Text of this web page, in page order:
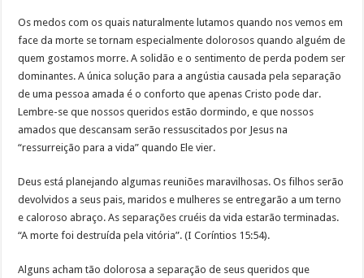
Os medos com os quais naturalmente lutamos quando nos vemos em
face da morte se tornam especialmente dolorosos quando alguém de
quem gostamos morre. A solidão e o sentimento de perda podem ser
dominantes. A única solução para a angústia causada pela separação
de uma pessoa amada é o conforto que apenas Cristo pode dar.
Lembre-se que nossos queridos estão dormindo, e que nossos
amados que descansam serão ressuscitados por Jesus na
“ressurreição para a vida” quando Ele vier.
Deus está planejando algumas reuniões maravilhosas. Os filhos serão
devolvidos a seus pais, maridos e mulheres se entregarão a um terno
e caloroso abraço. As separações cruéis da vida estarão terminadas.
“A morte foi destruída pela vitória”. (I Coríntios 15:54).
Alguns acham tão dolorosa a separação de seus queridos que